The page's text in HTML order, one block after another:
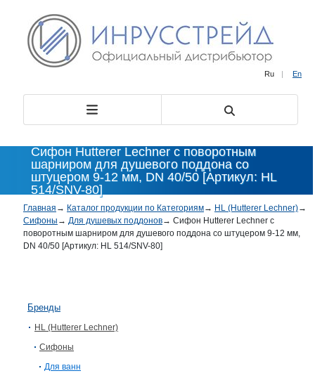
Ru | En
Сифон Hutterer Lechner с поворотным
шарниром для душевого поддона со
штуцером 9-12 мм, DN 40/50 [Артикул: HL
514/SNV-80]
Главная → Каталог продукции по Категориям→ HL (Hutterer Lechner)→
Сифоны → Для душевых поддонов→ Сифон Hutterer Lechner с
поворотным шарниром для душевого поддона со штуцером 9-12 мм,
DN 40/50 [Артикул: HL 514/SNV-80]
Бренды
HL (Hutterer Lechner)
Сифоны
Для ванн